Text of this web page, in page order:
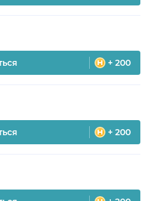
+ 200
+ 200